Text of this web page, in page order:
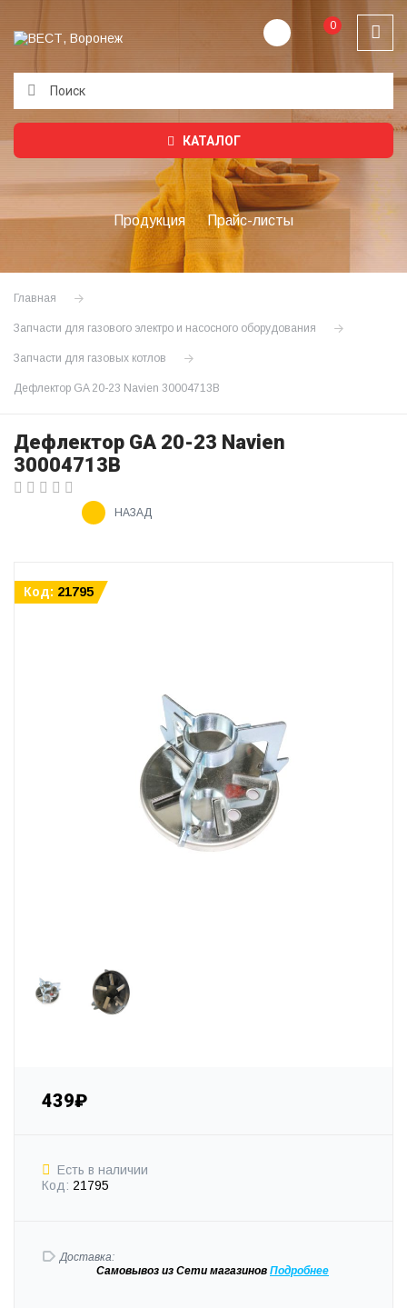
0
КАТАЛОГ
Продукция Прайс-листы
Главная
Запчасти для газового электро и насосного оборудования
Запчасти для газовых котлов
Дефлектор GA 20-23 Navien 30004713B
Дефлектор GA 20-23 Navien
30004713B
НАЗАД
Код: 21795
439₽
Есть в наличии
Код: 21795
Доставка:
Самовывоз из Сети магазинов Подробнее